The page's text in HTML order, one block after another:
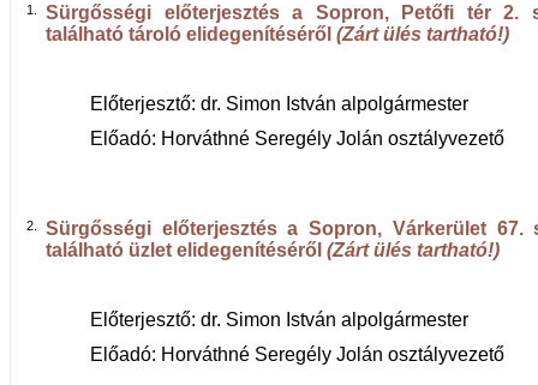
1. Sürgősségi előterjesztésa Sopron, Petőfi tér 2.
található tároló elidegenítéséről (Zárt ülés tartható!)
Előterjesztő: dr. Simon István alpolgármester
Előadó: Horváthné Seregély Jolán osztályvezető
2. Sürgősségi előterjesztésa Sopron, Várkerület 67.
található üzlet elidegenítéséről (Zárt ülés tartható!)
Előterjesztő: dr. Simon István alpolgármester
Előadó: Horváthné Seregély Jolán osztályvezető